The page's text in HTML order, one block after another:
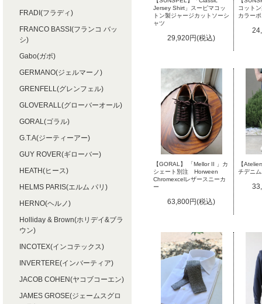
Jersey Shirt」スーピマコッ
トン製ジャージカットソーシ
ャツ
29,920円(税込)
コット
カラー
【GORAL】 「Mellor II 」カ
シェート別注 Horween
Chromexcelレザースニーカ
ー
63,800円(税込)
【
チデニ
FRADI(フラディ)
FRANCO BASSI(フランコ バッ
シ)
Gabo(ガボ)
GERMANO(ジェルマーノ)
GRENFELL(グレンフェル)
GLOVERALL(グローバーオール)
GORAL(ゴラル)
G.T.A(ジーティーアー)
GUY ROVER(ギローバー)
HEATH(ヒース)
HELMS PARIS(エルム パリ)
HERNO(ヘルノ)
Holliday & Brown(ホリデイ&ブラ
ウン)
INCOTEX(インコテックス)
INVERTERE(インバーティア)
JACOB COHEN(ヤコブコーエン)
JAMES GROSE(ジェームスグロ